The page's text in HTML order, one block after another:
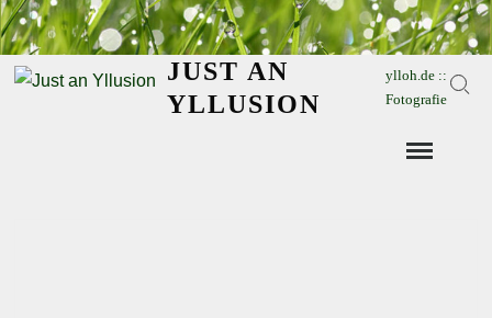
Skip
to
content
JUST AN
YLLUSION
ylloh.de ::
Fotografie